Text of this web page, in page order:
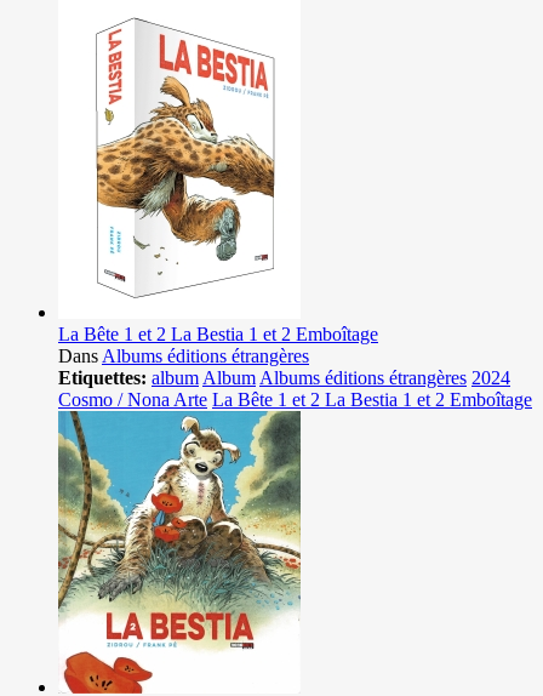
La Bête 1 et 2 La Bestia 1 et 2 Emboîtage
Dans Albums éditions étrangères
Etiquettes: album Album Albums éditions étrangères 2024
Cosmo / Nona Arte La Bête 1 et 2 La Bestia 1 et 2 Emboîtage